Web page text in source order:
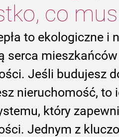
co
to ekologiczne
serca
Jeśli budujesz
nieruchomość,
który
Jednym z